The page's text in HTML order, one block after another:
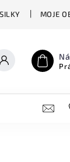
MOJE